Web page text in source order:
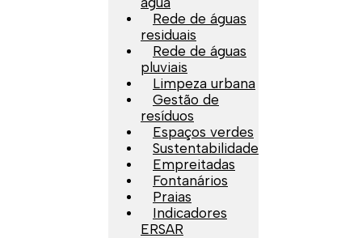
Rede de águas
residuais
Rede de águas
pluviais
Limpeza urbana
Gestão de
resíduos
Espaços verdes
Sustentabilidade
Empreitadas
Fontanários
Praias
Indicadores
ERSAR